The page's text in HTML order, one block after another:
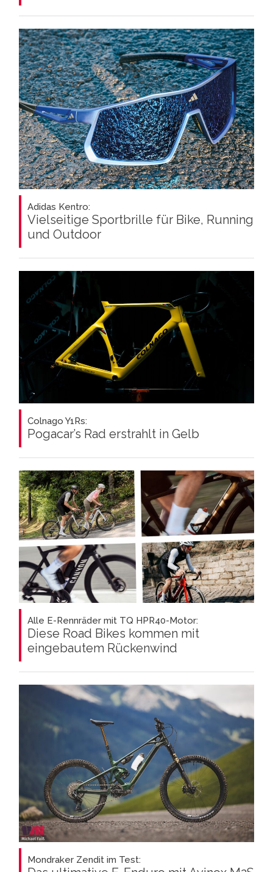
Adidas Kentro:
Vielseitige Sportbrille für Bike, Running
und Outdoor
Colnago Y1Rs:
Pogacar’s Rad erstrahlt in Gelb
Alle E-Rennräder mit TQ HPR40-Motor:
Diese Road Bikes kommen mit
eingebautem Rückenwind
Mondraker Zendit im Test: